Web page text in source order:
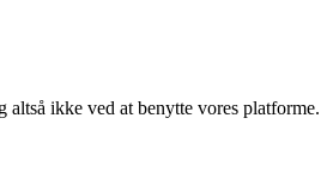
altså ikke ved at benytte vores platforme.